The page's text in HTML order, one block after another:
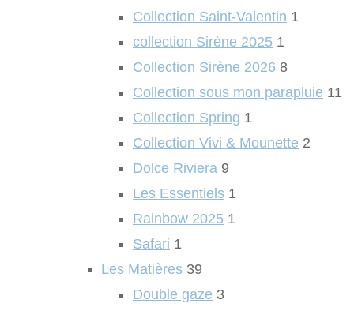
Collection Saint-Valentin 1
collection Sirène 2025 1
Collection Sirène 2026 8
Collection sous mon parapluie 11
Collection Spring 1
Collection Vivi & Mounette 2
Dolce Riviera 9
Les Essentiels 1
Rainbow 2025 1
Safari 1
Les Matières 39
Double gaze 3